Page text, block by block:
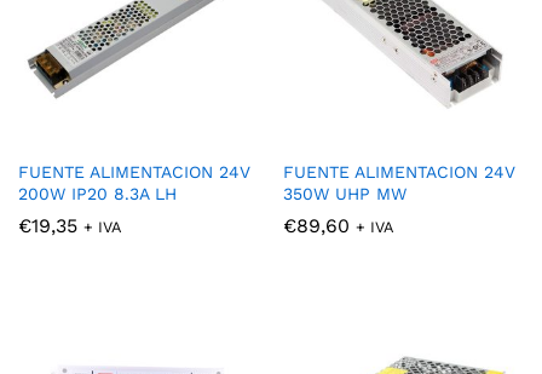
FUENTE ALIMENTACION 24V
200W IP20 8.3A LH
€19,35 + IVA
FUENTE ALIMENTACION 24V
350W UHP MW
€89,60 + IVA